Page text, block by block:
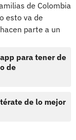
de Colombia
esto va de
parte a un
para tener de
de
de lo mejor